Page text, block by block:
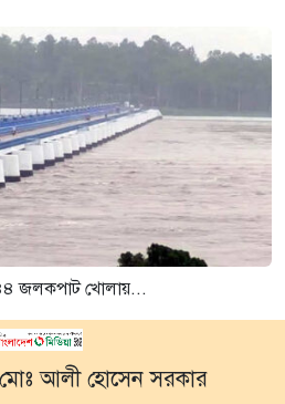
৪৪ জলকপাট খোলায়...
মোঃ আলী হোসেন সরকার